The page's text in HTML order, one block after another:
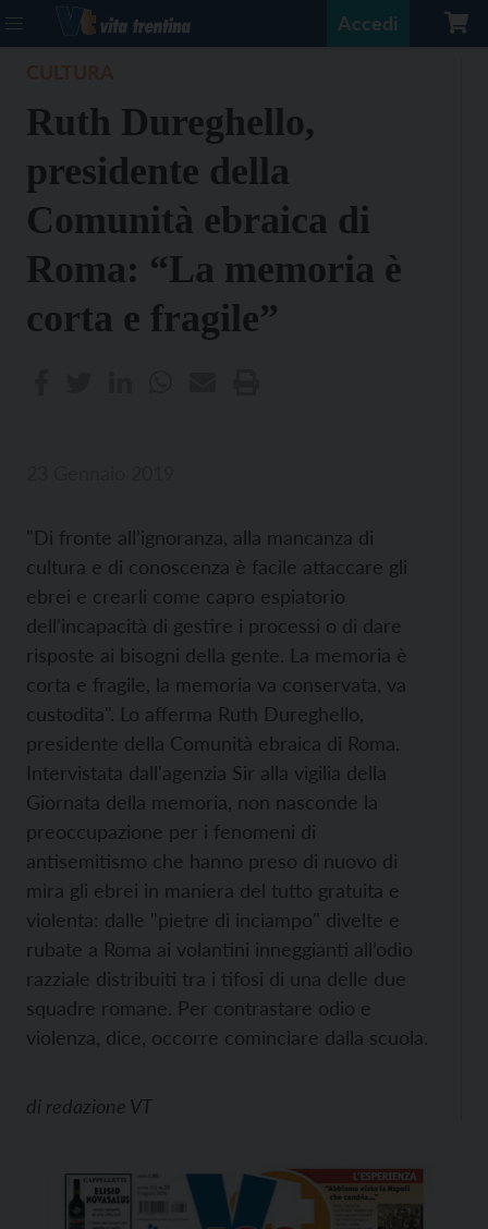
Accedi
Ruth Dureghello,
presidente della
Comunità ebraica di
Roma: “La memoria è
corta e fragile”
"Di fronte all’ignoranza, alla mancanza di
cultura e di conoscenza è facile attaccare gli
ebrei e crearli come capro espiatorio
dell’incapacità di gestire i processi o di dare
risposte ai bisogni della gente. La memoria è
corta e fragile, la memoria va conservata, va
custodita". Lo afferma Ruth Dureghello,
presidente della Comunità ebraica di Roma.
Intervistata dall'agenzia Sir alla vigilia della
Giornata della memoria, non nasconde la
preoccupazione per i fenomeni di
antisemitismo che hanno preso di nuovo di
mira gli ebrei in maniera del tutto gratuita e
violenta: dalle "pietre di inciampo" divelte e
rubate a Roma ai volantini inneggianti all’odio
razziale distribuiti tra i tifosi di una delle due
squadre romane. Per contrastare odio e
violenza, dice, occorre cominciare dalla scuola.
di redazione VT